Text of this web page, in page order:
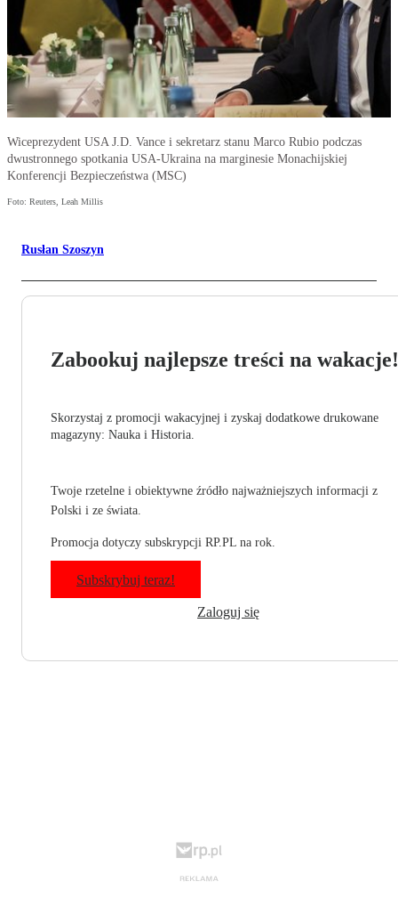
Wiceprezydent USA J.D. Vance i sekretarz stanu Marco Rubio podczas
dwustronnego spotkania USA-Ukraina na marginesie Monachijskiej
Konferencji Bezpieczeństwa (MSC)
Foto: Reuters, Leah Millis
Rusłan Szoszyn
Zabookuj najlepsze treści na wakacje!
Skorzystaj z promocji wakacyjnej i zyskaj dodatkowe drukowane
magazyny: Nauka i Historia.
Twoje rzetelne i obiektywne źródło najważniejszych informacji z
Polski i ze świata.
Promocja dotyczy subskrypcji RP.PL na rok.
Subskrybuj teraz!
Zaloguj się